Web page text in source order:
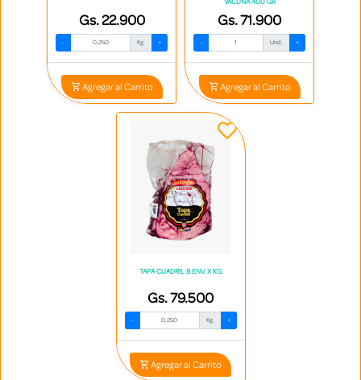
Gs. 22.900
- Kg. +
Agregar al Carrito
VACUNA 400 GR
Gs. 71.900
- Und. +
Agregar al Carrito
TAPA CUADRIL B ENV. X KG
Gs. 79.500
- Kg. +
Agregar al Carrito